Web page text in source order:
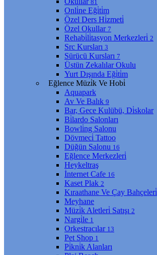
81
Onli̇ne Eği̇ti̇m
Özel Ders Hi̇zmeti̇
Özel Okullar 7
Rehabi̇li̇tasyon Merkezleri̇ 2
Src Kursları 3
Sürücü Kursları 7
Üstün Zekalılar Okulu
Yurt Dışında Eği̇ti̇m
Eğlence Müzi̇k Ve Hobi̇
Aquapark
Av Ve Balık 9
Bar, Gece Kulübü, Di̇skolar
Bi̇lardo Salonları
Bowli̇ng Salonu
Dövmeci̇ Tattoo
Düğün Salonu 16
Eğlence Merkezleri̇
Heykeltraş
İnternet Cafe 16
Kaset Plak 2
Kıraathane Ve Çay Bahçeleri̇
Meyhane
Müzi̇k Aletleri̇ Satışı 2
Nargi̇le 1
Orkestracılar 13
Pet Shop 1
Pi̇kni̇k Alanları